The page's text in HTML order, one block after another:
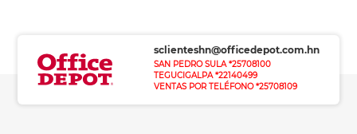
sclienteshn@officedepot.com.hn
SAN PEDRO SULA *25708100
TEGUCIGALPA *22140499
VENTAS POR TELÉFONO *25708109